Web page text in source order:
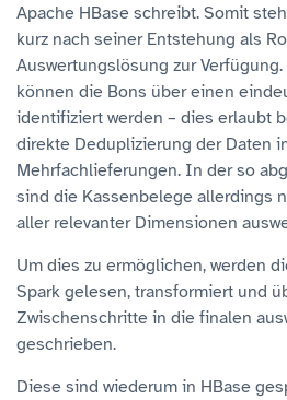
Apache HBase schreibt. Somit
kurz nach seiner Entstehung als
Auswertungslösung zur
können die Bons über einen
identifiziert werden – dies erlaubt
direkte Deduplizierung der Daten
Mehrfachlieferungen. In der so
sind die Kassenbelege allerdings
aller relevanter Dimensionen
Um dies zu ermöglichen, werden
Spark gelesen, transformiert und
Zwischenschritte in die finalen
geschrieben.
Diese sind wiederum in HBase